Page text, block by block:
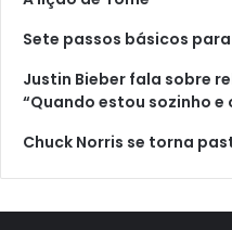
Sete passos básicos
Justin Bieber fala sobre
“Quando estou sozinho
Chuck Norris se torna